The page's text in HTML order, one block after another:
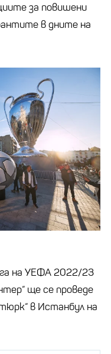
за повишени
в дните на
на УЕФА 2022/23
ще се проведе
в Истанбул на